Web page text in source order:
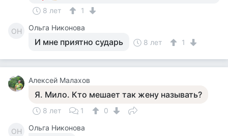
8 лет 1
ОН Ольга Никонова
И мне приятно сударь 8 лет 1
Алексей Малахов
Я. Мило. Кто мешает так жену называть?
8 лет 1 0
ОН Ольга Никонова